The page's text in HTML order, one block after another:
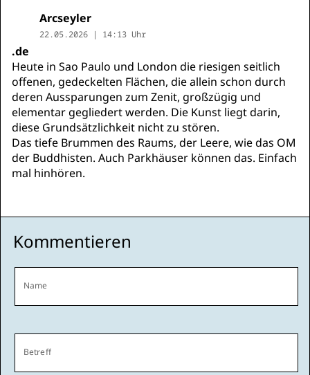
Arcseyler
22.05.2026 | 14:13 Uhr
.de
Heute in Sao Paulo und London die riesigen seitlich
offenen, gedeckelten Flächen, die allein schon durch
deren Aussparungen zum Zenit, großzügig und
elementar gegliedert werden. Die Kunst liegt darin,
diese Grundsätzlichkeit nicht zu stören.
Das tiefe Brummen des Raums, der Leere, wie das OM
der Buddhisten. Auch Parkhäuser können das. Einfach
mal hinhören.
Kommentieren
Name
Betreff